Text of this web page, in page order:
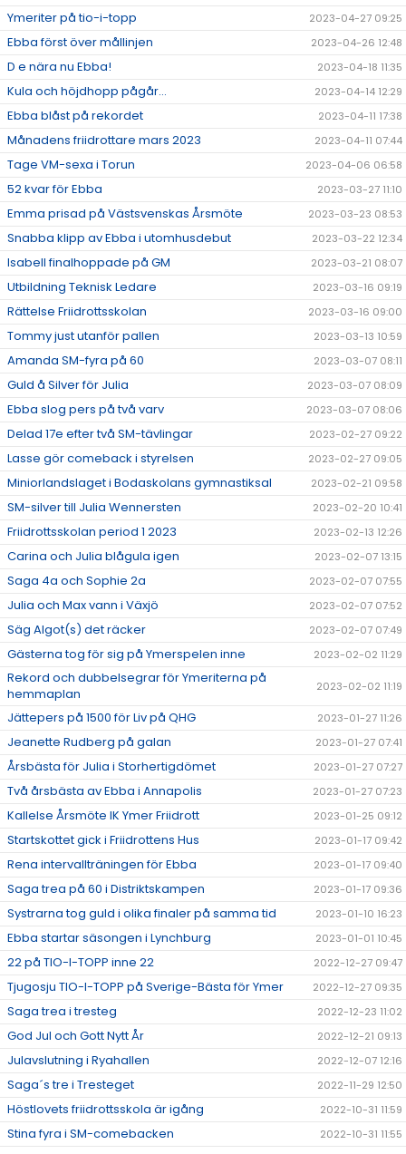
Ymeriter på tio-i-topp 2023-04-27 09:25
Ebba först över mållinjen 2023-04-26 12:48
D e nära nu Ebba! 2023-04-18 11:35
Kula och höjdhopp pågår... 2023-04-14 12:29
Ebba blåst på rekordet 2023-04-11 17:38
Månadens friidrottare mars 2023 2023-04-11 07:44
Tage VM-sexa i Torun 2023-04-06 06:58
52 kvar för Ebba 2023-03-27 11:10
Emma prisad på Västsvenskas Årsmöte 2023-03-23 08:53
Snabba klipp av Ebba i utomhusdebut 2023-03-22 12:34
Isabell finalhoppade på GM 2023-03-21 08:07
Utbildning Teknisk Ledare 2023-03-16 09:19
Rättelse Friidrottsskolan 2023-03-16 09:00
Tommy just utanför pallen 2023-03-13 10:59
Amanda SM-fyra på 60 2023-03-07 08:11
Guld å Silver för Julia 2023-03-07 08:09
Ebba slog pers på två varv 2023-03-07 08:06
Delad 17e efter två SM-tävlingar 2023-02-27 09:22
Lasse gör comeback i styrelsen 2023-02-27 09:05
Miniorlandslaget i Bodaskolans gymnastiksal 2023-02-21 09:58
SM-silver till Julia Wennersten 2023-02-20 10:41
Friidrottsskolan period 1 2023 2023-02-13 12:26
Carina och Julia blågula igen 2023-02-07 13:15
Saga 4a och Sophie 2a 2023-02-07 07:55
Julia och Max vann i Växjö 2023-02-07 07:52
Säg Algot(s) det räcker 2023-02-07 07:49
Gästerna tog för sig på Ymerspelen inne 2023-02-02 11:29
Rekord och dubbelsegrar för Ymeriterna på
hemmaplan
2023-02-02 11:19
Jättepers på 1500 för Liv på QHG 2023-01-27 11:26
Jeanette Rudberg på galan 2023-01-27 07:41
Årsbästa för Julia i Storhertigdömet 2023-01-27 07:27
Två årsbästa av Ebba i Annapolis 2023-01-27 07:23
Kallelse Årsmöte IK Ymer Friidrott 2023-01-25 09:12
Startskottet gick i Friidrottens Hus 2023-01-17 09:42
Rena intervallträningen för Ebba 2023-01-17 09:40
Saga trea på 60 i Distriktskampen 2023-01-17 09:36
Systrarna tog guld i olika finaler på samma tid 2023-01-10 16:23
Ebba startar säsongen i Lynchburg 2023-01-01 10:45
22 på TIO-I-TOPP inne 22 2022-12-27 09:47
Tjugosju TIO-I-TOPP på Sverige-Bästa för Ymer 2022-12-27 09:35
Saga trea i tresteg 2022-12-23 11:02
God Jul och Gott Nytt År 2022-12-21 09:13
Julavslutning i Ryahallen 2022-12-07 12:16
Saga´s tre i Tresteget 2022-11-29 12:50
Höstlovets friidrottsskola är igång 2022-10-31 11:59
Stina fyra i SM-comebacken 2022-10-31 11:55